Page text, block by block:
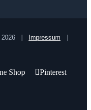
2026 | Impressum
Pinterest